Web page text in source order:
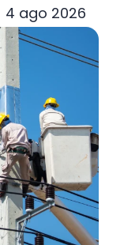
4 ago 2026